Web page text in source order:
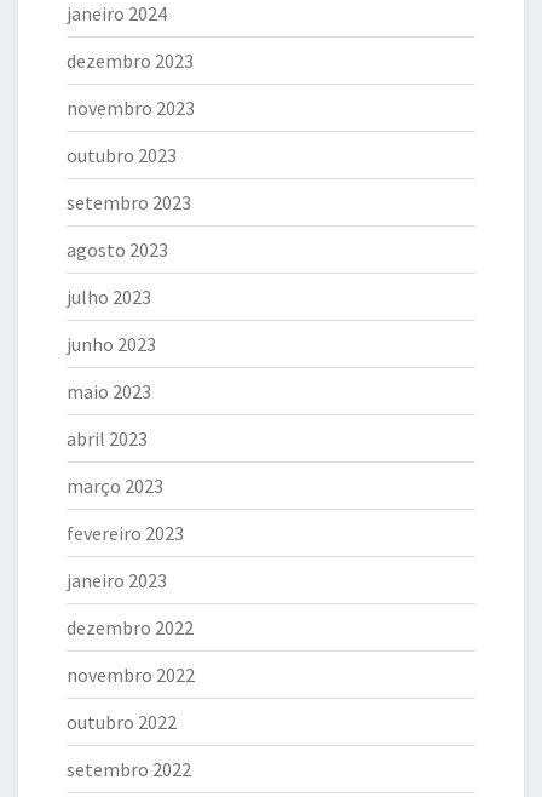
janeiro 2024
dezembro 2023
novembro 2023
outubro 2023
setembro 2023
agosto 2023
julho 2023
junho 2023
maio 2023
abril 2023
março 2023
fevereiro 2023
janeiro 2023
dezembro 2022
novembro 2022
outubro 2022
setembro 2022